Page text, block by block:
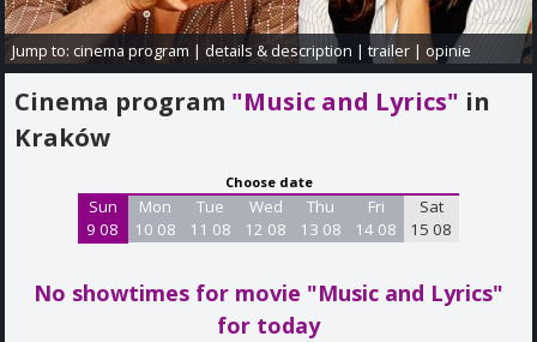
Jump to:cinema program |details & description |trailer |opinie
Cinema program "Music and Lyrics" in
Kraków
Choose date
Sun
9 08
Mon
10 08
Tue
11 08
Wed
12 08
Thu
13 08
Fri
14 08
Sat
15 08
No showtimes for movie "Music and Lyrics"
for today